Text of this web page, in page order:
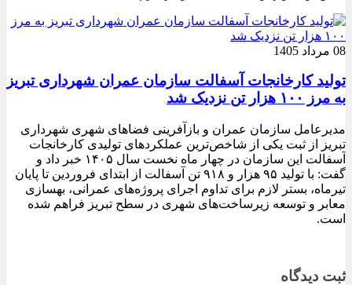
08 مرداد 1405
تولید کارخانجات آسفالت سازمان عمران شهرداری تبریز
به مرز ۱۰۰ هزار تن نزدیک شد
مدیرعامل سازمان عمران و بازآفرینی فضاهای شهری شهرداری
تبریز از ثبت یکی از شاخص‌ترین عملکردهای تولیدی کارخانجات
آسفالت این سازمان در چهار ماه نخست سال ۱۴۰۵ خبر داد و
گفت: با تولید ۹۵ هزار و ۹۱۸ تن آسفالت از ابتدای فروردین تا پایان
تیرماه، بستر لازم برای تداوم اجرای پروژه‌های عمرانی، بهسازی
معابر و توسعه زیرساخت‌های شهری در سطح تبریز فراهم شده
است.
ثبت دیدگاه